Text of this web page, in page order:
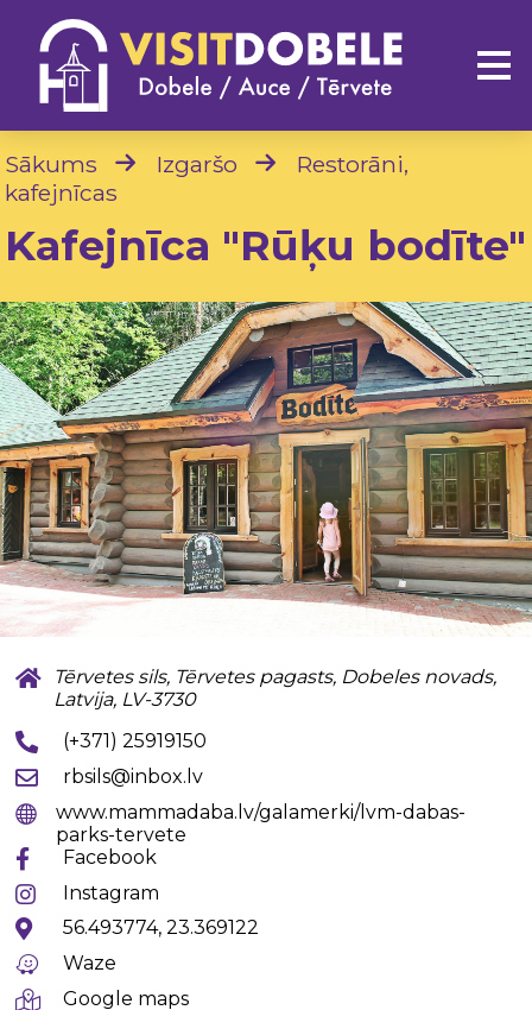
Sākums Izgaršo
Restorāni,
kafejnīcas
Kafejnīca "Rūķu bodīte"
Tērvetes sils, Tērvetes pagasts, Dobeles novads,
Latvija, LV-3730
(+371) 25919150
rbsils@inbox.lv
www.mammadaba.lv/galamerki/lvm-dabas-
parks-tervete
Facebook
Instagram
56.493774, 23.369122
Waze
Google maps